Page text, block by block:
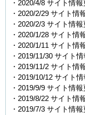
・2020/4/8 サイト情
・2020/2/29 サイト情
・2020/2/3 サイト情
・2020/1/28 サイト情
・2020/1/11 サイト情
・2019/11/30 サイト
・2019/11/2 サイト情
・2019/10/12 サイト
・2019/9/9 サイト情
・2019/8/22 サイト情
・2019/7/3 サイト情